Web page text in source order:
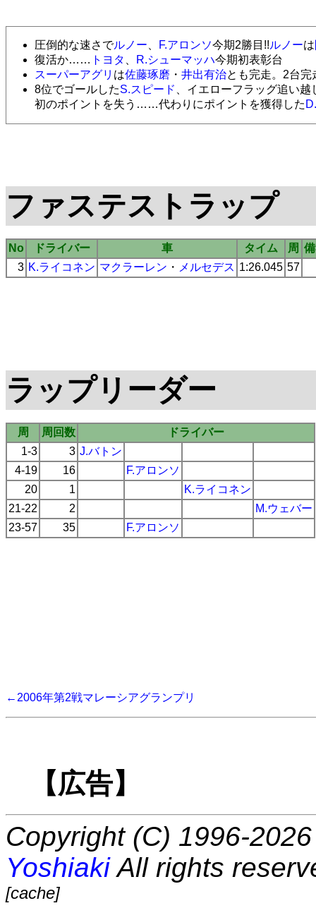
圧倒的な速さでルノー F.アロンソ今期2勝目!!ルノーは
復活か…… トヨタ R.シューマッハ今期初表彰台
スーパーアグリ は佐藤琢磨 ・ 井出有治とも完走。2台完
8位でゴールしたS.スピード
、イエローフラッグ追い
初のポイントを失う……代わりにポイントを獲得した
ファステストラップ
No ドライバー 車 タイム 周
3 K.ライコネン マクラーレン ・ メルセデス 1:26.045 57
ラップリーダー
周 周回数
ドライバー
1-3
3 J.バトン
4-19
16
F.アロンソ
20
1
K.ライコネン
21-22
2
M.ウェバー
23-57
35 F.アロンソ
←2006年第2戦マレーシアグランプリ
【広告】
Copyright (C) 1996-
YoshiakiAll rights
[cache]